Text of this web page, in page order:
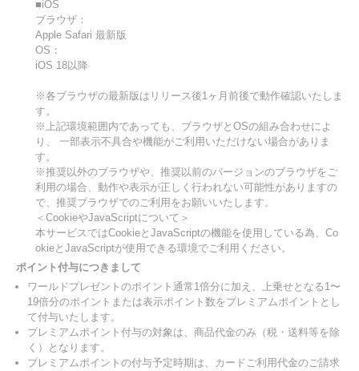
■iOS
ブラウザ：
Apple Safari 最新版
OS：
iOS 18以降
※各ブラウザの最新版はリリース後1ヶ月前後で動作確認いたしま
す。
※上記環境範囲内であっても、ブラウザとOSの組み合わせによ
り、 一部表示不具合や機能がご利用いただけない場合がありま
す。
※推奨以外のブラウザや、推奨以前のバージョンのブラウザをご
利用の場合、動作や表示が正しく行われない可能性がありますの
で、推奨ブラウザでのご利用をお願いいたします。
＜CookieやJavaScriptについて＞
本サービスではCookieとJavaScriptの機能を使用している為、Co
okieとJavaScriptが使用できる環境でご利用ください。
ポイント付与につきまして
ワールドプレゼントのポイント通常1倍分に加え、上乗せとなる1〜
19倍分のポイントまたは表示ポイント数をプレミアムポイントとし
て付与いたします。
プレミアムポイント付与の対象は、商品代金のみ（税・送料等を除
く）となります。
プレミアムポイントの付与予定時期は、カードご利用代金のご請求